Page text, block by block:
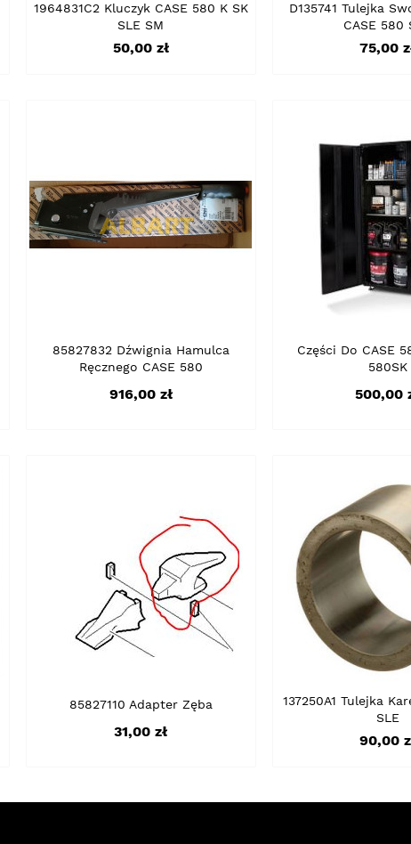
1964831C2 Kluczyk CASE 580 K SK
SLE SM
Cena
50,00 zł
D135741 Tulejka
CASE 580
Cena
75,00
85827832 Dźwignia Hamulca
Ręcznego CASE 580
Cena
916,00 zł
Części Do CASE
580SK
Cena
500,00
85827110 Adapter Zęba
Cena
31,00 zł
137250A1 Tulejka
SLE
Cena
90,00